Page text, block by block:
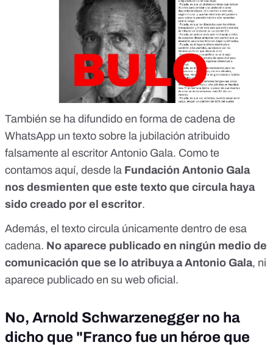
También se ha difundido en forma de cadena de
WhatsApp un texto sobre la jubilación atribuido
falsamente al escritor Antonio Gala. Como te
contamos aquí, desde la Fundación Antonio Gala
nos desmienten que este texto que circula haya
sido creado por el escritor.
Además, el texto circula únicamente dentro de esa
cadena. No aparece publicado en ningún medio de
comunicación que se lo atribuya a Antonio Gala, ni
aparece publicado en su web oficial .
No, Arnold Schwarzenegger no ha
dicho que "Franco fue un héroe que